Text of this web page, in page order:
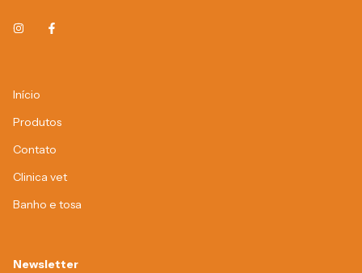
Início
Produtos
Contato
Clinica vet
Banho e tosa
Newsletter